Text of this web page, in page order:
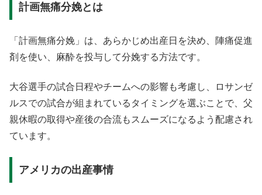
計画無痛分娩とは
「計画無痛分娩」は、あらかじめ出産日を決め、陣痛促進
剤を使い、麻酔を投与して分娩する方法です。
大谷選手の試合日程やチームへの影響も考慮し、ロサンゼ
ルスでの試合が組まれているタイミングを選ぶことで、父
親休暇の取得や産後の合流もスムーズになるよう配慮され
ています。
アメリカの出産事情